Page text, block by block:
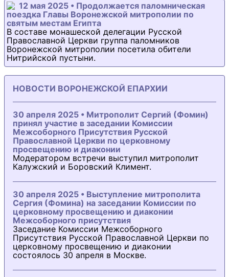
12 мая 2025 • Продолжается паломническая
поездка Главы Воронежской митрополии по
святым местам Египта
В составе монашеской делегации Русской
Православной Церкви группа паломников
Воронежской митрополии посетила обители
Нитрийской пустыни.
НОВОСТИ ВОРОНЕЖСКОЙ ЕПАРХИИ
30 апреля 2025 • Митрополит Сергий (Фомин)
принял участие в заседании Комиссии
Межсоборного Присутствия Русской
Православной Церкви по церковному
просвещению и диаконии
Модератором встречи выступил митрополит
Калужский и Боровский Климент.
30 апреля 2025 • Выступление митрополита
Сергия (Фомина) на заседании Комиссии по
церковному просвещению и диаконии
Межсоборного присутствия
Заседание Комиссии Межсоборного
Присутствия Русской Православной Церкви по
церковному просвещению и диаконии
состоялось 30 апреля в Москве.